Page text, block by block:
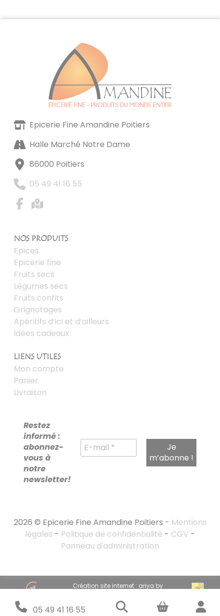
05 49 41 16 55
RECHERCHE
POUR :
Epicerie Fine Amandine Poitiers
Halle Marché Notre Dame
86000 Poitiers
05 49 41 16 55
NOS PRODUITS
Epices
Epicerie fine
Fruits secs
Légumes secs
Fruits confits
Grignotages
Apéritifs d’ici et d’ailleurs
Idées cadeaux
LIENS UTILES
Mon compte
Panier
Livraison
Restez
informé :
abonnez-
vous à
notre
newsletter!
2026 © Epicerie Fine Amandine Poitiers - Mentions
légales - Politique de confidentialité - CGV -
Panneau d'administration
Création site internet : ariya by
Stratégie marketing digital : emandarine